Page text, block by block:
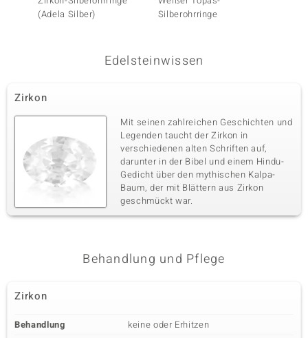
Fassung
Pavéfassung
Herkunft
Nigeria
Fünfter Edelstein
Zirkon
0,371 ct Rundschliff
Fassung
Pavéfassung
Herkunft
Nigeria
Sechster Edelstein
Rundschliff
(Adela Silber)
Silberohrringe
Edelsteinwissen
Zirkon
Mit seinen zahlreichen Geschichten und
Legenden taucht der Zirkon in
verschiedenen alten Schriften auf,
darunter in der Bibel und einem Hindu-
Gedicht über den mythischen Kalpa-
Baum, der mit Blättern aus Zirkon
geschmückt war.
Behandlung und Pflege
Zirkon
Behandlung keine oder Erhitzen